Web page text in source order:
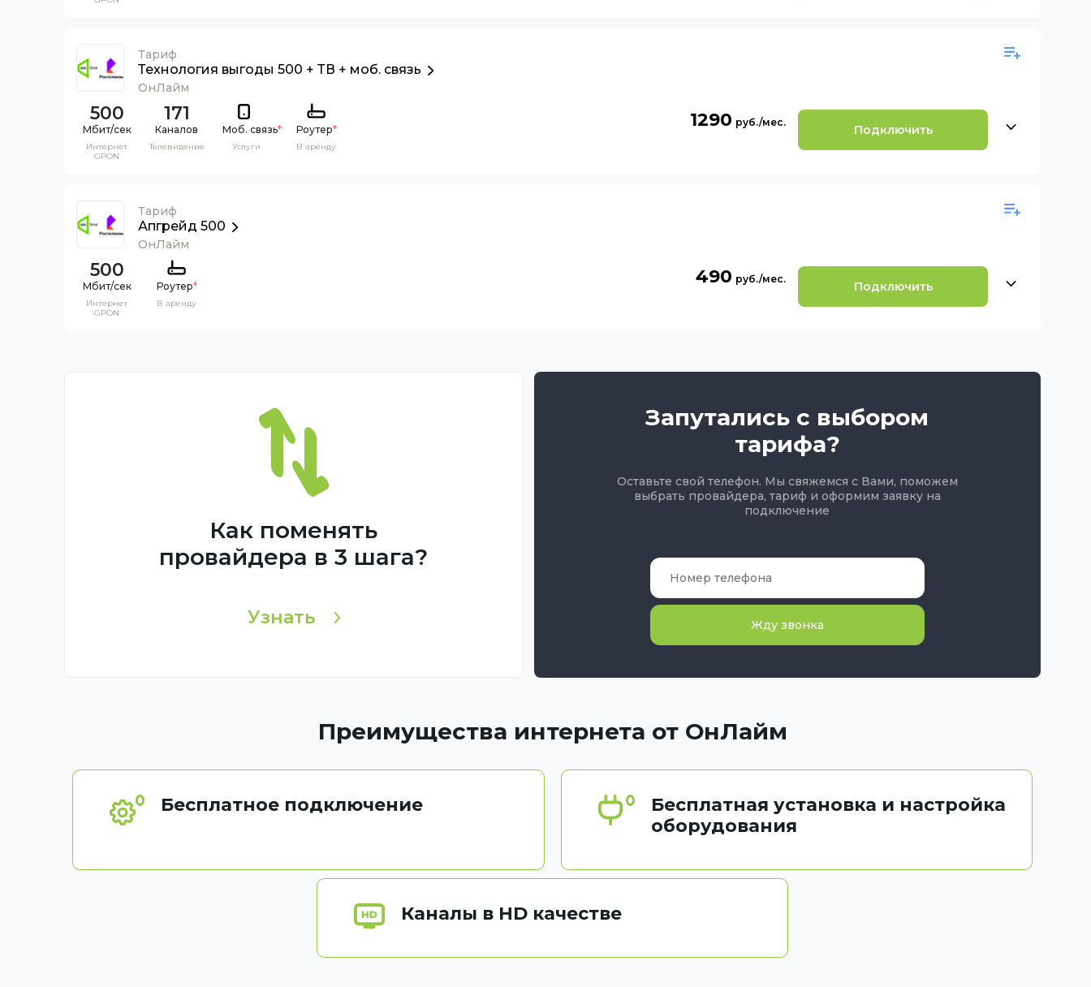
Тариф
Технология выгоды 500 + ТВ + моб. связь
ОнЛайм
500
Интернет
GPON
171
Каналов
Телевидение
Моб. связь*
Услуги
Роутер*
В аренду
1290 Подключить
Тариф
Апгрейд 500
ОнЛайм
500
Интернет
GPON
Роутер*
В аренду
490 Подключить
Как поменять
провайдера в 3 шага?
Узнать
Запутались с выбором
тарифа?
Оставьте свой телефон. Мы свяжемся с Вами, поможем
выбрать провайдера, тариф и оформим заявку на
подключение
Жду звонка
Преимущества интернета от ОнЛайм
Бесплатное подключение
Бесплатная установка и настройка
оборудования
Каналы в HD качестве